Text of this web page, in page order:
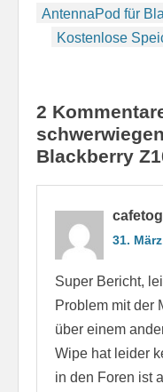
bekundet, das einzige
Spitzenmodell mit
AntennaPod für
Kostenlose
2
Blackberry
31.
Super Bericht,
Problem mit der
über einem
Wipe hat leider
in den Foren ist